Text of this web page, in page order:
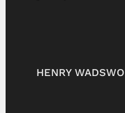
HENRY